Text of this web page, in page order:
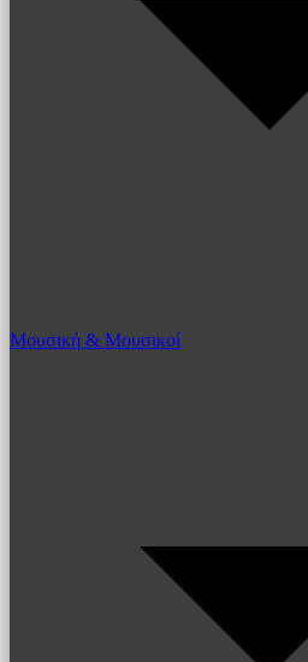
Μουσική & Μουσικοί